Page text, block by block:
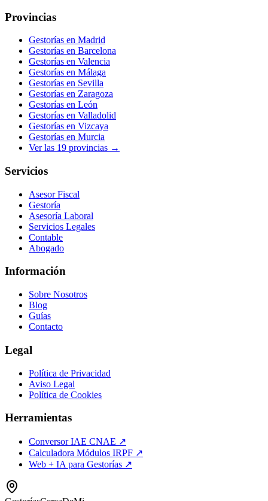
Provincias
Gestorías en Madrid
Gestorías en Barcelona
Gestorías en Valencia
Gestorías en Málaga
Gestorías en Sevilla
Gestorías en Zaragoza
Gestorías en León
Gestorías en Valladolid
Gestorías en Vizcaya
Gestorías en Murcia
Ver las 19 provincias →
Servicios
Asesor Fiscal
Gestoría
Asesoría Laboral
Servicios Legales
Contable
Abogado
Información
Sobre Nosotros
Blog
Guías
Contacto
Legal
Política de Privacidad
Aviso Legal
Política de Cookies
Herramientas
Conversor IAE CNAE ↗
Calculadora Módulos IRPF ↗
Web + IA para Gestorías ↗